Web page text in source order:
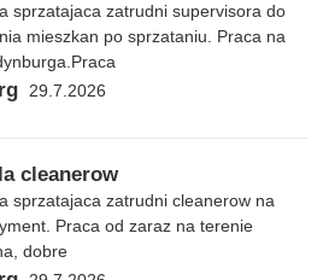
sprzatajaca zatrudni supervisora do
mieszkan po sprzataniu. Praca na
29.7.2026
cleanerow
sprzatajaca zatrudni cleanerow na
Praca od zaraz na terenie
dobre